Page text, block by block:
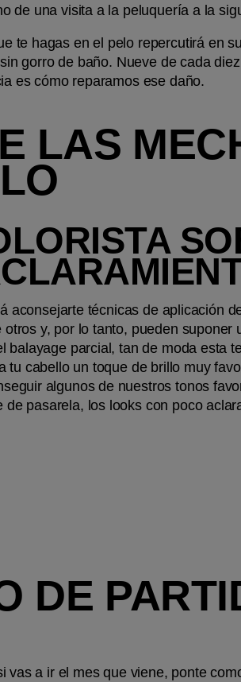
de una visita a la peluquería a la
te hagas en el pelo repercutirá en
gorro de baño. Nueve de cada
es cómo reparamos ese daño.
LAS
aconsejarte técnicas de aplicación
y, por lo tanto, pueden suponer
parcial, tan de moda esta
cabello un toque de brillo muy
algunos de nuestros tonos
pasarela, los looks con poco
DE
a ir el mes que viene, ponte